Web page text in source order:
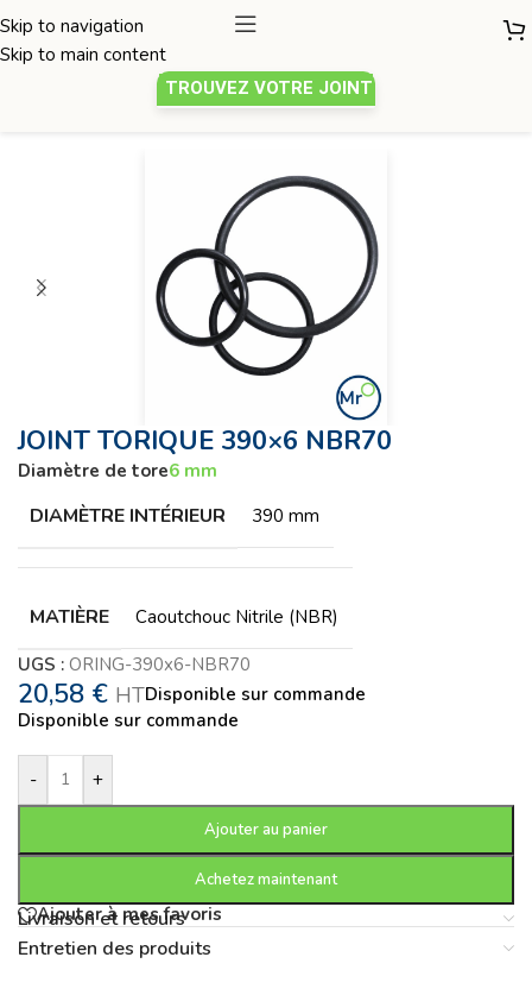
Skip to navigation
Skip to main content
TROUVEZ VOTRE JOINT
JOINT TORIQUE 390×6 NBR70
Diamètre de tore6 mm
DIAMÈTRE INTÉRIEUR 390 mm
MATIÈRE
Caoutchouc Nitrile (NBR)
UGS : ORING-390x6-NBR70
20,58 € HTDisponible sur commande
Disponible sur commande
- +
Ajouter au panier
Achetez maintenant
Ajouter à mes favoris
Livraison et retours
Entretien des produits